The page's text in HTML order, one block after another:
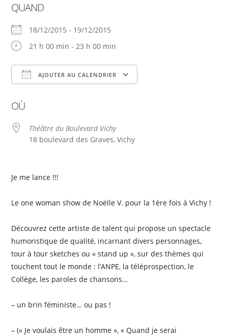
QUAND
18/12/2015 - 19/12/2015
21 h 00 min - 23 h 00 min
AJOUTER AU CALENDRIER
OÙ
Théâtre du Boulevard Vichy
18 boulevard des Graves, Vichy
Je me lance !!!
Le one woman show de Noëlle V. pour la 1ère fois à Vichy !
Découvrez cette artiste de talent qui propose un spectacle
humoristique de qualité, incarnant divers personnages,
tour à tour sketches ou « stand up », sur des thèmes qui
touchent tout le monde : l’ANPE, la téléprospection, le
Collège, les paroles de chansons…
– un brin féministe… ou pas !
– (« Je voulais être un homme », « Quand je serai